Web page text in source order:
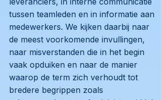
tussen teamleden en in informatie aan
medewerkers. We kijken daarbij naar
de meest voorkomende invullingen,
naar misverstanden die in het begin
vaak opduiken en naar de manier
waarop de term zich verhoudt tot
bredere begrippen zoals